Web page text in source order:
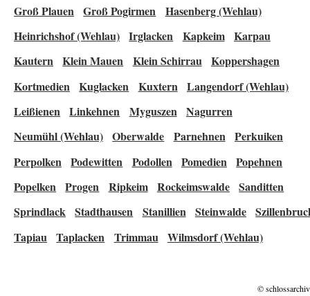
Groß Plauen Groß Pogirmen
Hasenberg (Wehlau)
Heinrichshof (Wehlau) Irglacken Kapkeim Karpau
Kautern Klein Mauen Klein Schirrau Koppershagen
Kortmedien Kuglacken Kuxtern Langendorf (Wehlau)
Leißienen Linkehnen Myguszen Nagurren
Neumühl (Wehlau) Oberwalde Parnehnen Perkuiken
Perpolken Podewitten Podollen Pomedien Popehnen
Popelken Progen Ripkeim Rockeimswalde Sanditten
Sprindlack Stadthausen Stanillien Steinwalde
Tapiau
Taplacken Trimmau Wilmsdorf (Wehlau)
©